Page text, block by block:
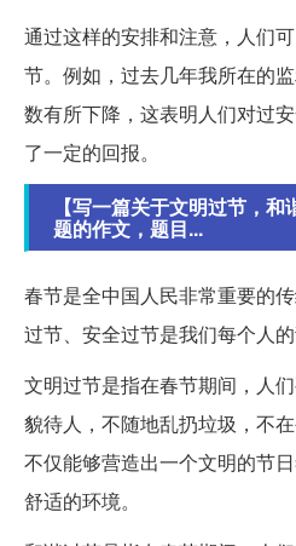
通过这样的安排和注意，人们
节。例如，过去几年我所在的
数有所下降，这表明人们对过
了一定的回报。
【写一篇关于文明过节，
题的作文，题目...
春节是全中国人民非常重要的
过节、安全过节是我们每个人的
文明过节是指在春节期间，人
貌待人，不随地乱扔垃圾，不
不仅能够营造出一个文明的节
舒适的环境。